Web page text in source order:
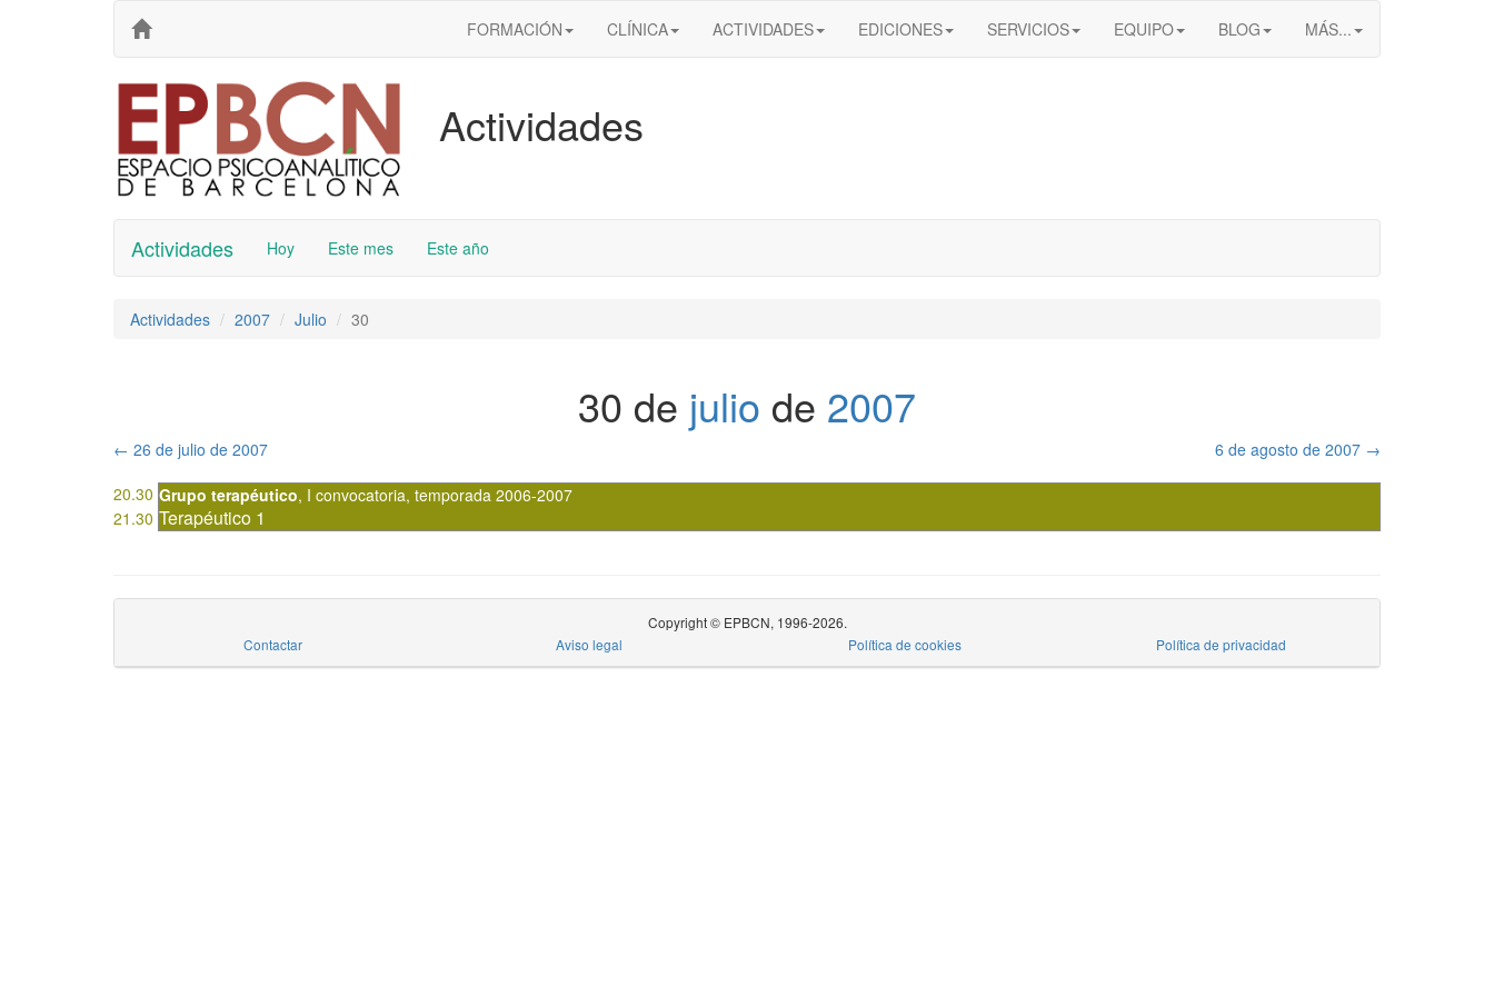
FORMACIÓN CLÍNICA ACTIVIDADES EDICIONES SERVICIOS EQUIPO BLOG MÁS...
Actividades
Actividades Hoy Este mes Este año
Actividades 2007 Julio 30
30 de julio de 2007
← 26 de julio de 2007 6 de agosto de 2007 →
20.30 Grupo terapéutico, I convocatoria, temporada 2006-2007
Terapéutico 1
21.30
Copyright © EPBCN, 1996-2026.
Contactar
Aviso legal Política de cookies Política de privacidad